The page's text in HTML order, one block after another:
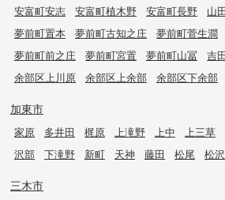
安富町安志
安富町植木野 安富町長野 山
夢前町置本
夢前町古知之庄 夢前町菅生澗
夢前町前之庄
夢前町宮置 夢前町山冨 吉
余部区上川原
余部区上余部 余部区下余部
加東市
家原 多井田 梶原 上滝野 上中 上三草
沢部
下滝野 新町 天神 藤田 松尾 松沢
三木市